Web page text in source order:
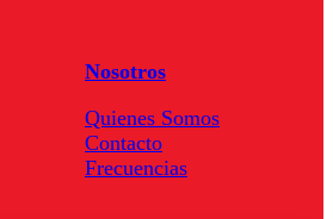
Nosotros
Quienes Somos
Contacto
Frecuencias